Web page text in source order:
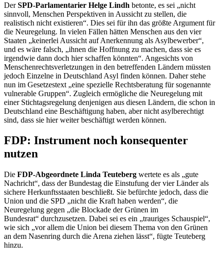
DerSPD-Parlamentarier Helge Lindh betonte, es sei „nicht
sinnvoll, Menschen Perspektiven in Aussicht zu stellen, die
realistisch nicht existieren“. Dies sei für ihn das größte Argument für
die Neuregelung. In vielen Fällen hätten Menschen aus den vier
Staaten „keinerlei Aussicht auf Anerkennung als Asylbewerber“,
und es wäre falsch, „ihnen die Hoffnung zu machen, dass sie es
irgendwie dann doch hier schaffen könnten“. Angesichts von
Menschenrechtsverletzungen in den betreffenden Ländern müssten
jedoch Einzelne in Deutschland Asyl finden können. Daher stehe
nun im Gesetzestext „eine spezielle Rechtsberatung für sogenannte
vulnerable Gruppen“. Zugleich ermögliche die Neuregelung mit
einer Stichtagsregelung denjenigen aus diesen Ländern, die schon in
Deutschland eine Beschäftigung haben, aber nicht asylberechtigt
sind, dass sie hier weiter beschäftigt werden können.
FDP: Instrument noch konsequenter
nutzen
Die FDP-Abgeordnete Linda Teuteberg wertete es als „gute
Nachricht“, dass der Bundestag die Einstufung der vier Länder als
sichere Herkunftsstaaten beschließt. Sie befürchte jedoch, dass die
Union und die SPD „nicht die Kraft haben werden“, die
Neuregelung gegen „die Blockade der Grünen im
Bundesrat“ durchzusetzen. Dabei sei es ein „trauriges Schauspiel“,
wie sich „vor allem die Union bei diesem Thema von den Grünen
an dem Nasenring durch die Arena ziehen lässt“, fügte Teuteberg
hinzu.